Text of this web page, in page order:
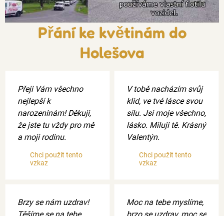
Přání ke květinám do
Holešova
Přeji Vám všechno
nejlepší k
narozeninám! Děkuji,
že jste tu vždy pro mě
a moji rodinu.
Chci použít tento
vzkaz
V tobě nacházím svůj
klid, ve tvé lásce svou
sílu. Jsi moje všechno,
lásko. Miluji tě. Krásný
Valentýn.
Chci použít tento
vzkaz
Brzy se nám uzdrav!
Moc na tebe myslíme,